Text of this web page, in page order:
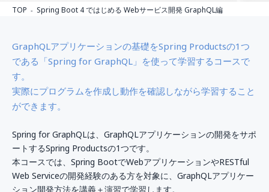
TOP Spring Boot 4 ではじめる Webサービス開発 GraphQL編
GraphQLアプリケーションの基礎をSpring Productsの1つ
である「Spring for GraphQL」を使って学習するコースで
す。
実際にプログラムを作成し動作を確認しながら学習すること
ができます。
Spring for GraphQLは、GraphQLアプリケーションの開発をサポ
ートするSpring Productsの1つです。
本コースでは、Spring BootでWebアプリケーションやRESTful
Web Serviceの開発経験のある方を対象に、GraphQLアプリケー
ション開発方法を講義＋演習で学習します。